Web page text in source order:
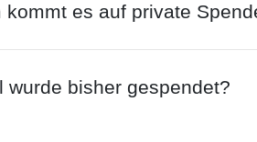
kommt es auf private
wurde bisher gespendet?